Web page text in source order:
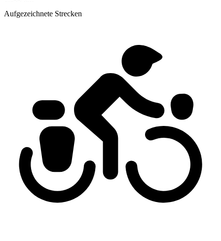
Aufgezeichnete Strecken